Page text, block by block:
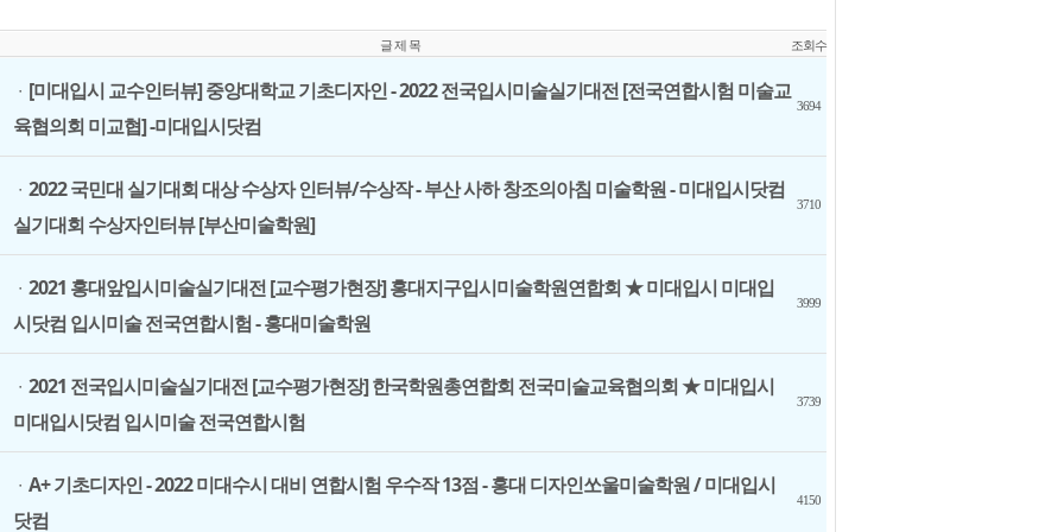
글 제 목 조회수
ㆍ [미대입시 교수인터뷰] 중앙대학교 기초디자인 - 2022 전국입시미술실기대전 [전국연합시험 미술교
육협의회 미교협] -미대입시닷컴
3694
ㆍ 2022 국민대 실기대회 대상 수상자 인터뷰/수상작 - 부산 사하 창조의아침 미술학원 - 미대입시닷컴
실기대회 수상자인터뷰 [부산미술학원]
3710
ㆍ 2021 홍대앞입시미술실기대전 [교수평가현장] 홍대지구입시미술학원연합회 ★ 미대입시 미대입
시닷컴 입시미술 전국연합시험 - 홍대미술학원
3999
ㆍ 2021 전국입시미술실기대전 [교수평가현장] 한국학원총연합회 전국미술교육협의회 ★ 미대입시
미대입시닷컴 입시미술 전국연합시험
3739
ㆍ A+ 기초디자인 - 2022 미대수시 대비 연합시험 우수작 13점 - 홍대 디자인쏘울미술학원 / 미대입시
닷컴
4150